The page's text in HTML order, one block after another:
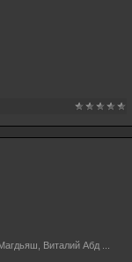
Виталий Абд